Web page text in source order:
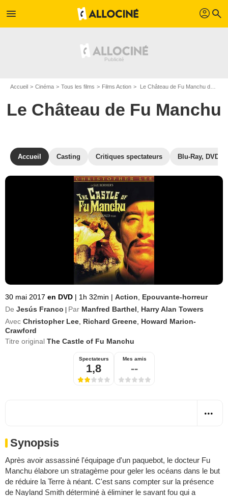
menu profil search
Accueil Cinéma Tous les films Films Action Le Château de Fu Manchu de Jesús Franco
Le Château de Fu Manchu
Accueil Casting Critiques spectateurs Blu-Ray, DVD
30 mai 2017 en DVD | 1h 32min | Action
Epouvante-horreur
De Jesús Franco Par Manfred Barthel
Harry Alan Towers
Avec Christopher Lee Richard Greene Howard Marion-
Crawford
Titre original The Castle of Fu Manchu
Spectateurs
1,8
Mes amis
--
Synopsis
Après avoir assassiné l'équipage d'un paquebot, le docteur Fu
Manchu élabore un stratagème pour geler les océans dans le but
de réduire la Terre à néant. C'est sans compter sur la présence
de Nayland Smith déterminé à éliminer le savant fou qui a